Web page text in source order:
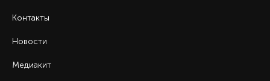
Контакты
Новости
Медиакит